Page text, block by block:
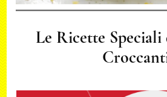
Le Ricette Speciali